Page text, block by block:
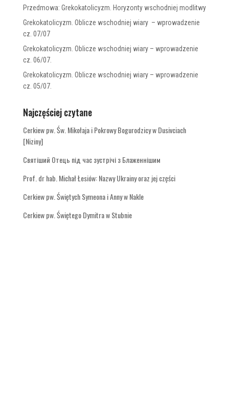
Przedmowa: Grekokatolicyzm. Horyzonty wschodniej modlitwy
Grekokatolicyzm. Oblicze wschodniej wiary – wprowadzenie
cz. 07/07
Grekokatolicyzm. Oblicze wschodniej wiary – wprowadzenie
cz. 06/07.
Grekokatolicyzm. Oblicze wschodniej wiary – wprowadzenie
cz. 05/07.
Najczęściej czytane
Cerkiew pw. Św. Mikołaja i Pokrowy Bogurodzicy w Dusivciach
[Niziny]
Святіший Отець під час зустрічі з Блаженнішим
Prof. dr hab. Michał Łesiów: Nazwy Ukrainy oraz jej części
Cerkiew pw. Świętych Symeona i Anny w Nakle
Cerkiew pw. Świętego Dymitra w Stubnie